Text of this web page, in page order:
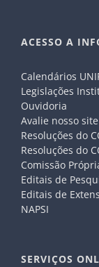
ACESSO A
Calendários
Legislações
Ouvidoria
Avalie nosso site
Resoluções do
Resoluções do
Comissão
Editais de
Editais de
NAPSI
SERVIÇOS